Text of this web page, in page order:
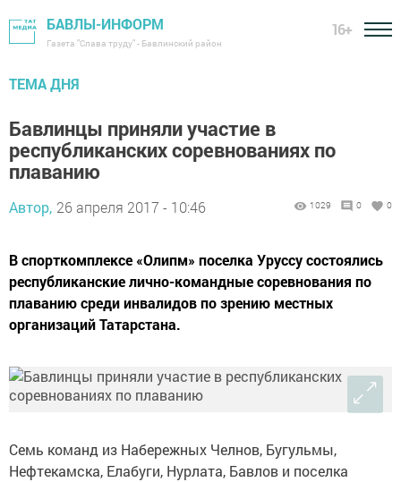
БАВЛЫ-ИНФОРМ
Газета "Слава труду" - Бавлинский район
16+
ТЕМА ДНЯ
Бавлинцы приняли участие в
республиканских соревнованиях по
плаванию
Автор, 26 апреля 2017 - 10:46 1029 0 0
В спорткомплексе «Олипм» поселка Уруссу состоялись
республиканские лично-командные соревнования по
плаванию среди инвалидов по зрению местных
организаций Татарстана.
Семь команд из Набережных Челнов, Бугульмы,
Нефтекамска, Елабуги, Нурлата, Бавлов и поселка